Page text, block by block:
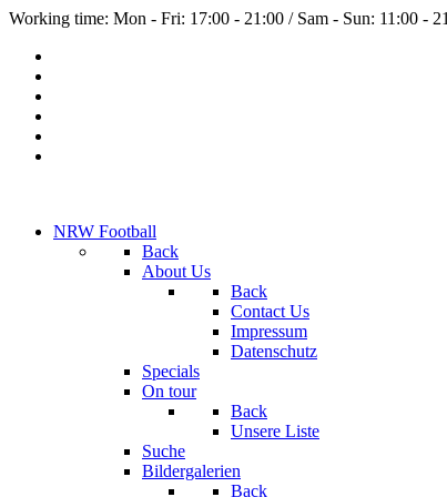
Working time: Mon - Fri: 17:00 - 21:00 / Sam - Sun: 11:00 -
NRW Football
Back
About Us
Back
Contact Us
Impressum
Datenschutz
Specials
On tour
Back
Unsere Liste
Suche
Bildergalerien
Back